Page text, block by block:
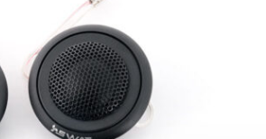
РАМКИ И РАЗЪЕМЫ
ГАДЖЕТЫ
СИГНАЛИЗАЦИИ